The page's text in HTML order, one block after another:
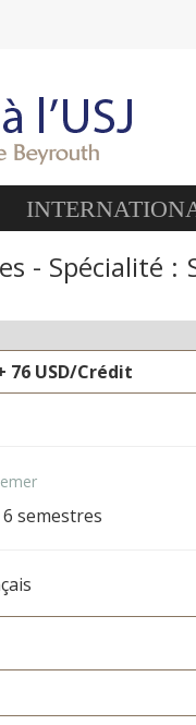
- Spécialité :
76 USD/Crédit
semestres